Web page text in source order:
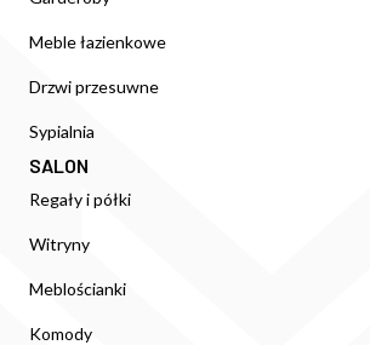
Meble łazienkowe
Drzwi przesuwne
Sypialnia
SALON
Regały i półki
Witryny
Meblościanki
Komody